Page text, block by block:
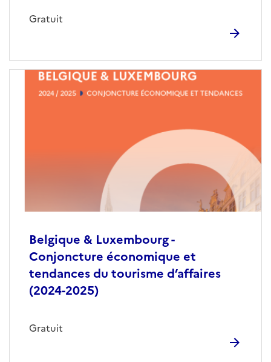
Gratuit
Belgique & Luxembourg -
Conjoncture économique et
tendances du tourisme d’affaires
(2024-2025)
Gratuit